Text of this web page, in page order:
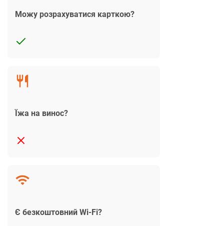
Можу розрахуватися карткою?
Їжа на винос?
Є безкоштовний Wi-Fi?